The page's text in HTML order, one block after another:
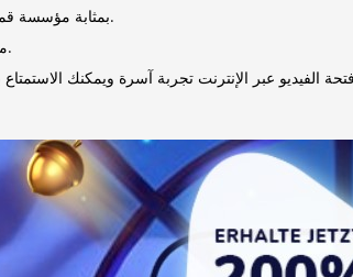
يعد كازينو Chumba بمثابة مؤسسة قمار مجتمعية شهيرة كانت متاحة بسهولة داخل ألاسكا خلال عام 2017.
مثل السحر الملون، والقارب العائم الرائع، وكذلك المسطحة لتوفر لك أجزاء الصيد المنعزلة.
الفيديو عبر الإنترنت تجربة آسرة ويمكنك